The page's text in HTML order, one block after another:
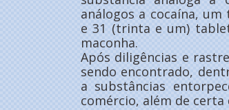
análogos a cocaína,
e 31 (trinta e um)
maconha.
Após diligências e
sendo encontrado,
a substâncias
comércio, além de